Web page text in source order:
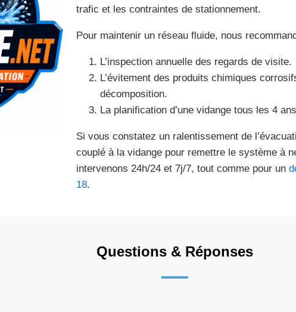
trafic et les contraintes de stationnement.
Pour maintenir un réseau fluide, nous
L’inspection annuelle des regards de visite.
L’évitement des produits chimiques
décomposition.
La planification d’une vidange tous les 4
Si vous constatez un ralentissement de
couplé à la vidange pour remettre le système à
intervenons 24h/24 et 7j/7, tout comme pour un
18.
Questions & Réponses